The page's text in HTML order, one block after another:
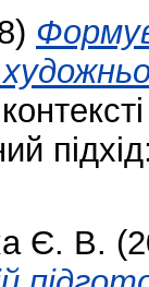
Є. В.